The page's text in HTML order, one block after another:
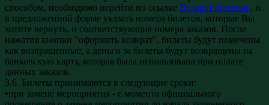
способом, необходимо перейти по ссылке Возврат билетов , и
в предложенной форме указать номера билетов, которые Вы
хотите вернуть, и соответствующие номера заказов. После
нажатия кнопки "оформить возврат", билеты будут помечены
как возвращенные, а деньги за билеты будут возвращены на
банковскую карту, которая была использована при оплате
данных заказов.
3.6. Билеты принимаются в следующие сроки:
•при замене мероприятия - с момента официального